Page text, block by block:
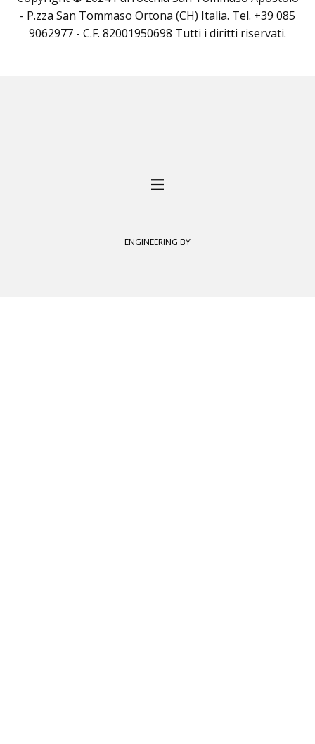
- P.zza San Tommaso Ortona (CH) Italia. Tel. +39 085
9062977 - C.F. 82001950698 Tutti i diritti riservati.
ENGINEERING BY